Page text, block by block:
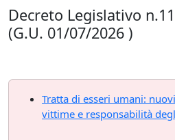
Decreto Legislativo
(G.U. 01/07/2026 )
Tratta di esseri umani:
vittime e responsabilità